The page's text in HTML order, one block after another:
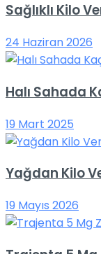
Sağlıklı Kilo
24 Haziran 2026
Halı Sahada
19 Mart 2025
Yağdan Kilo
19 Mayıs 2026